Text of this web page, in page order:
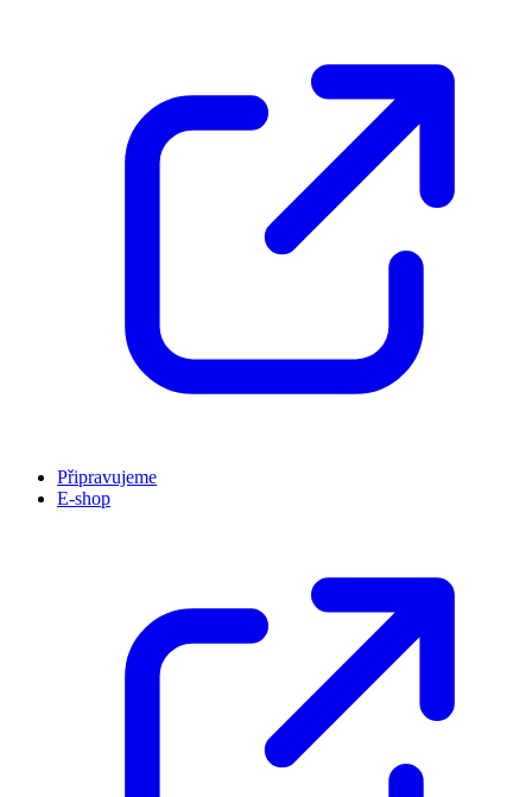
Připravujeme
E-shop